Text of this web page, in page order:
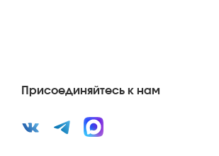
Присоединяйтесь к нам